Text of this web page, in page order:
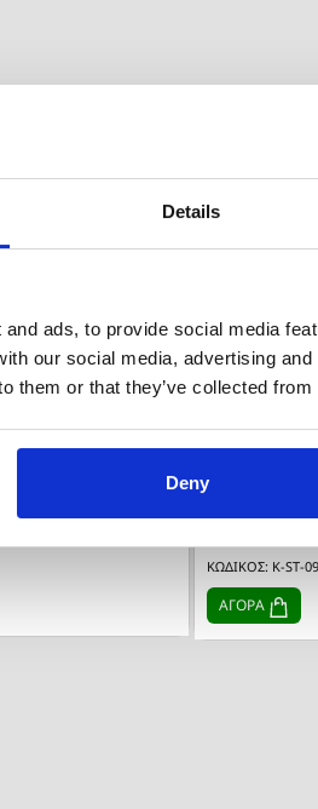
Details
ads, to provide social media
our social media, advertising
them or that they’ve collected
Deny
ΚΩΔΙΚΟΣ: K-ST-09
ΑΓΟΡΑ
-10%